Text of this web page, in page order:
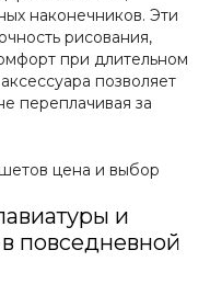
наконечников. Эти
рисования,
при длительном
позволяет
переплачивая за
и
повседневной